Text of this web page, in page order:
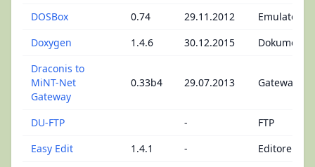
DOSBox
0.74 29.11.2012
Emulatoren
Doxygen
1.4.6 30.12.2015
Draconis to
MiNT-Net
Gateway
0.33b4 29.07.2013 Gateways
DU-FTP -
FTP
Easy Edit
1.4.1 - Editoren